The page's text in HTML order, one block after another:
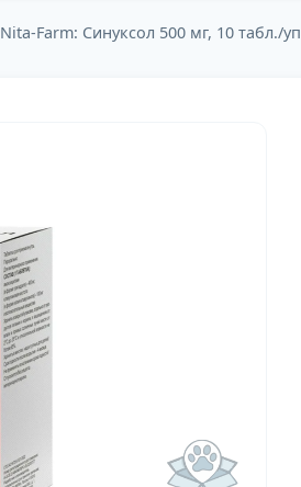
Nita-Farm: Синуксол 500 мг, 10 табл./уп